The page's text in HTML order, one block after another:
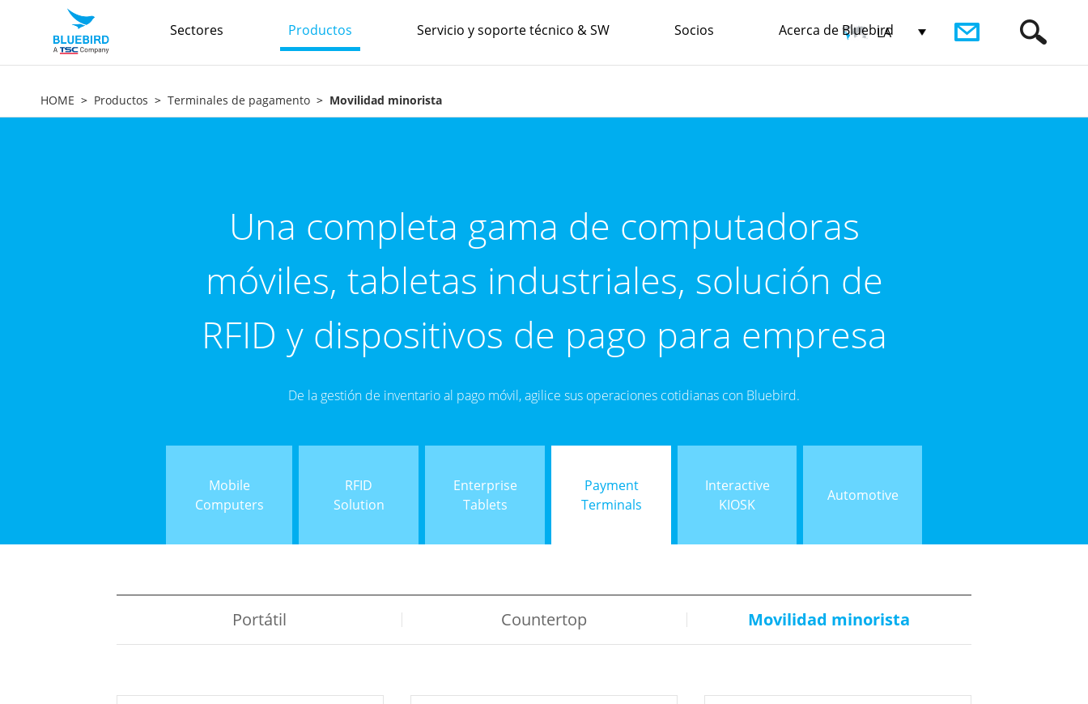
Sectores Productos Servicio y soporte técnico & SW Socios Acerca de Bluebird
LA
HOME Productos Terminales de pagamento Movilidad minorista
Una completa gama de computadoras
móviles, tabletas industriales, solución de
RFID y dispositivos de pago para empresa
De la gestión de inventario al pago móvil, agilice sus operaciones cotidianas con Bluebird.
Mobile
Computers
RFID
Solution
Enterprise
Tablets
Payment
Terminals
Interactive
KIOSK
Automotive
Portátil Countertop Movilidad minorista